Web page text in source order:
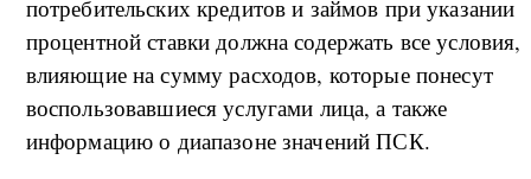
потребительских кредитов и займов при указании
процентной ставки должна содержать все условия,
влияющие на сумму расходов, которые понесут
воспользовавшиеся услугами лица, а также
информацию о диапазоне значений ПСК.